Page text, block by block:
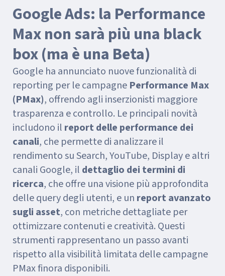
Google Ads: la Performance
Max non sarà più una black
box (ma è una Beta)
Google ha annunciato nuove funzionalità di
reporting per le campagne Performance Max
(PMax), offrendo agli inserzionisti maggiore
trasparenza e controllo. Le principali novità
includono il report delle performance dei
canali, che permette di analizzare il
rendimento su Search, YouTube, Display e altri
canali Google, il dettaglio dei termini di
ricerca, che offre una visione più approfondita
delle query degli utenti, e un report avanzato
sugli asset, con metriche dettagliate per
ottimizzare contenuti e creatività. Questi
strumenti rappresentano un passo avanti
rispetto alla visibilità limitata delle campagne
PMax finora disponibili.